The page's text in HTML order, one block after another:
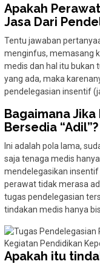
Apakah
Jasa Dari
Tentu jawaban
menginfus, memasang
medis dan hal itu bukan
yang ada, maka
pendelegasian insentif
Bagaimana
Bersedia “Adil”?
Ini adalah pola lama,
saja tenaga medis
mendelegasikan
perawat tidak merasa
tugas pendelegasian
tindakan medis hanya
Kegiatan Pendidikan
Apakah itu